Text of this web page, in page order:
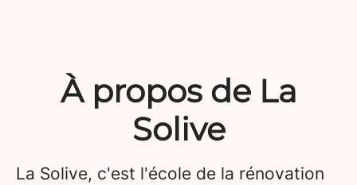
À propos de La
Solive
La Solive, c'est l'école de la rénovation